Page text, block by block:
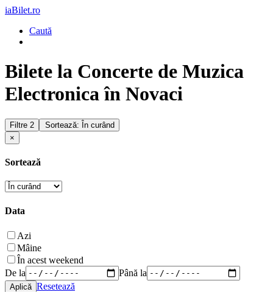
iaBilet.ro
Caută
Bilete la Concerte de Muzica
Electronica în Novaci
Filtre 2
Sortează: În curând
×
Sortează
Data
Azi
Mâine
În acest weekend
De la
Până la
Resetează